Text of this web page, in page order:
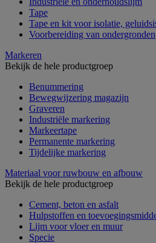
Tape
Tape en kit voor isolatie,
Voorbereiding van ondergronden
Markeren
Bekijk de hele productgroep
Benummering
Bewegwijzering magazijn
Graveren
Industriële markering
Markeertape
Permanente markering
Tijdelijke markering
Materiaal voor ruwbouw en afbouw
Bekijk de hele productgroep
Cement, beton en asfalt
Hulpstoffen en
Lijm voor vloer en muur
Specie